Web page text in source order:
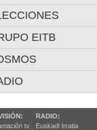
EITB
tv
RADIO:
Euskadi Irratia